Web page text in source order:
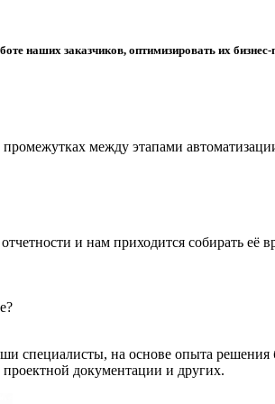
наших заказчиков, оптимизировать их
между этапами
и нам приходится собирать её
специалисты, на основе опыта решения
проектной документации и других.